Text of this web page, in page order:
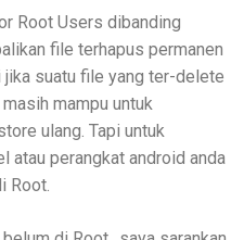
Root Users dibanding
file terhapus permanen
jika suatu file yang ter-delete
mampu untuk
ulang. Tapi untuk
atau perangkat android anda
Root.